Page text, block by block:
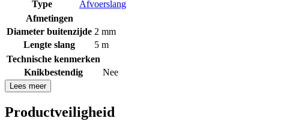
Type
Afvoerslang
Afmetingen
Diameter buitenzijde 2 mm
Lengte slang
5 m
Technische kenmerken
Knikbestendig
Nee
Lees meer
Productveiligheid